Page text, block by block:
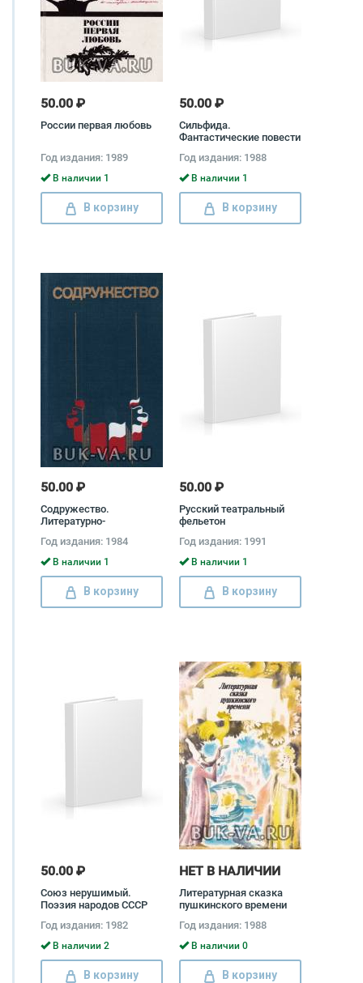
50.00 ₽
России первая любовь
Год издания: 1989
В наличии 1
В корзину
50.00 ₽
Сильфида.
Фантастические повести
Год издания: 1988
В наличии 1
В корзину
50.00 ₽
Содружество.
Литературно-
альманах
Год издания: 1984
В наличии 1
В корзину
50.00 ₽
Русский театральный
фельетон
Год издания: 1991
В наличии 1
В корзину
50.00 ₽
Союз нерушимый.
Поэзия народов СССР
Год издания: 1982
В наличии 2
В корзину
НЕТ В НАЛИЧИИ
Литературная сказка
пушкинского времени
Владимир Даль
Год издания: 1988
В наличии 0
В корзину